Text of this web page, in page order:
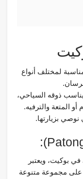
لمختلف أنواع
ذوقه السياحي،
المتعة والترفيه.
بزيارتها.
بوكيت، ويعتبر
على مجموعة متنوعة